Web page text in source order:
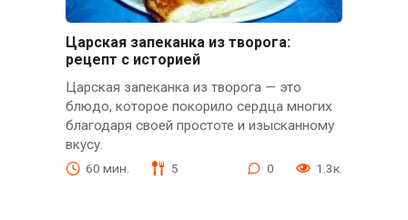
Царская запеканка из творога:
рецепт с историей
Царская запеканка из творога — это
блюдо, которое покорило сердца многих
благодаря своей простоте и изысканному
вкусу.
60 мин. 5 0 1.3к.